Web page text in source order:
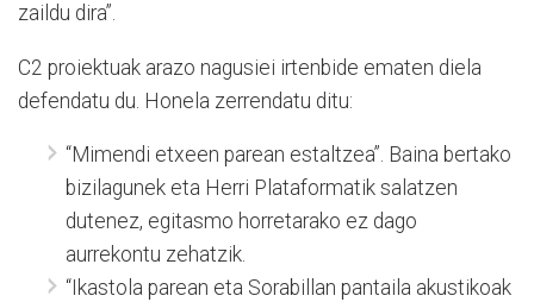
zaildu dira”.
C2 proiektuak arazo nagusiei irtenbide ematen diela
defendatu du. Honela zerrendatu ditu:
“Mimendi etxeen parean estaltzea”. Baina bertako
bizilagunek eta Herri Plataformatik salatzen
dutenez, egitasmo horretarako ez dago
aurrekontu zehatzik.
“Ikastola parean eta Sorabillan pantaila akustikoak